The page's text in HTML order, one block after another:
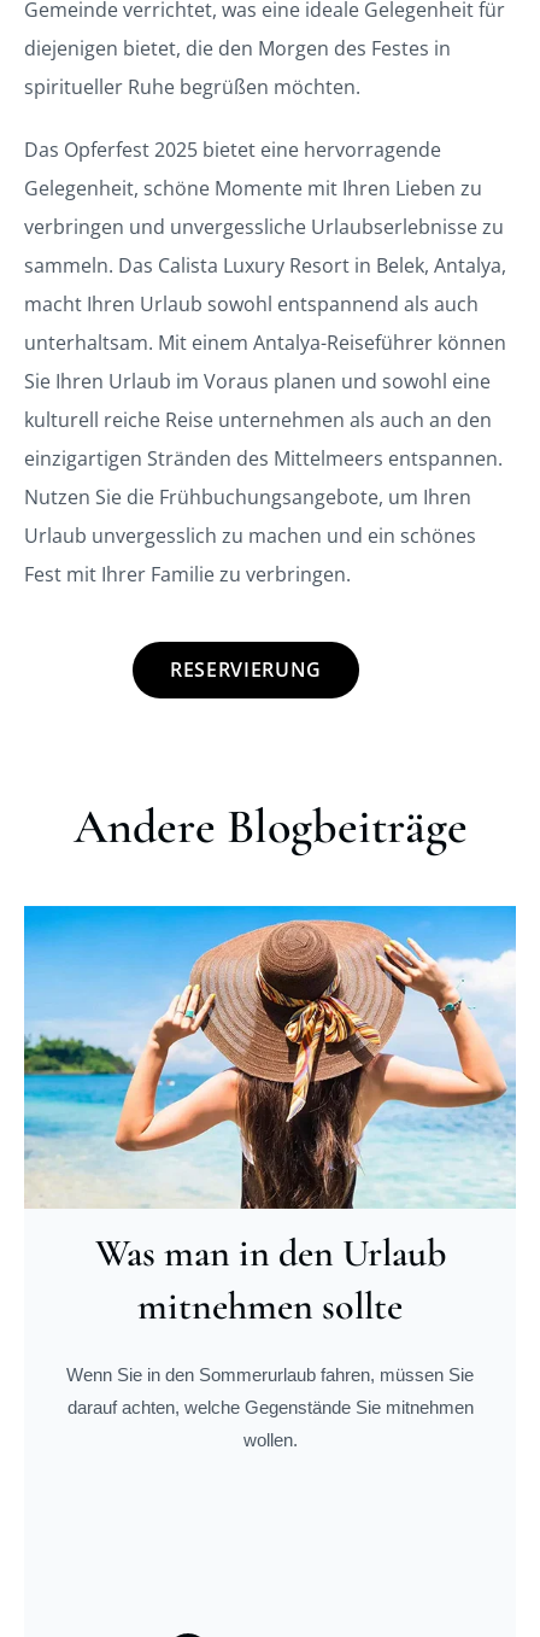
Gemeinde verrichtet, was eine ideale Gelegenheit für
diejenigen bietet, die den Morgen des Festes in
spiritueller Ruhe begrüßen möchten.
Das Opferfest 2025 bietet eine hervorragende
Gelegenheit, schöne Momente mit Ihren Lieben zu
verbringen und unvergessliche Urlaubserlebnisse zu
sammeln. Das Calista Luxury Resort in Belek, Antalya,
macht Ihren Urlaub sowohl entspannend als auch
unterhaltsam. Mit einem Antalya-Reiseführer können
Sie Ihren Urlaub im Voraus planen und sowohl eine
kulturell reiche Reise unternehmen als auch an den
einzigartigen Stränden des Mittelmeers entspannen.
Nutzen Sie die Frühbuchungsangebote, um Ihren
Urlaub unvergesslich zu machen und ein schönes
Fest mit Ihrer Familie zu verbringen.
RESERVIERUNG
Andere Blogbeiträge
Was man in den Urlaub
mitnehmen sollte
Wenn Sie in den Sommerurlaub fahren, müssen Sie
darauf achten, welche Gegenstände Sie mitnehmen
wollen.